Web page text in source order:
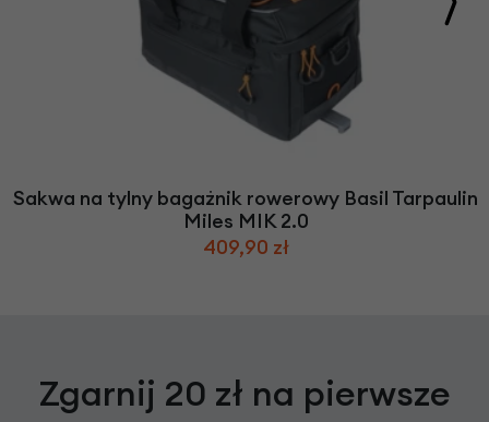
Sakwa na tylny bagażnik rowerowy Basil Tarpaulin
Miles MIK 2.0
409,90 zł
Zgarnij 20 zł na pierwsze